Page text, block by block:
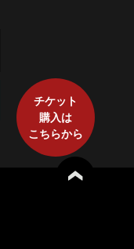
チケット
購入は
こちらから